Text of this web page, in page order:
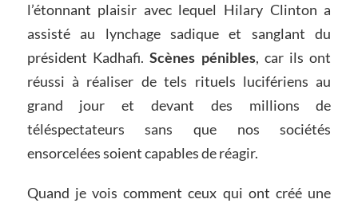
l’étonnant plaisir avec lequel Hilary Clinton a
assisté au lynchage sadique et sanglant du
président Kadhafi.Scènes pénibles, car ils ont
réussi à réaliser de tels rituels lucifériens au
grand jour et devant des millions de
téléspectateurs sans que nos sociétés
ensorcelées soient capables de réagir.
Quand je vois comment ceux qui ont créé une